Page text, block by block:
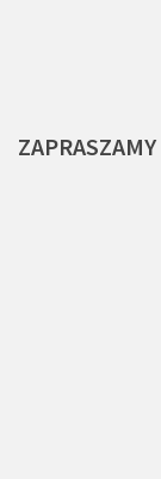
ZAPRASZAMY